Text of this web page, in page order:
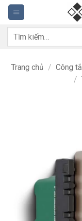
Bỏ
qua
nội
dung
Tìm
Trang chủ / Công
/